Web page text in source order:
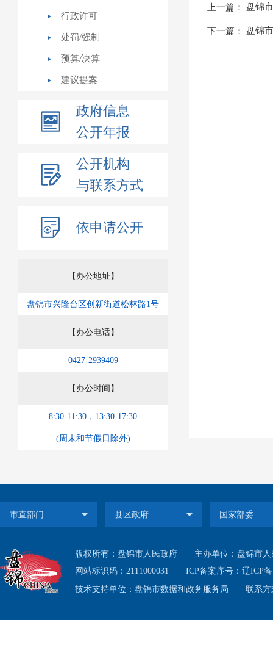
行政许可
处罚/强制
预算/决算
建议提案
政府信息
公开年报
公开机构
与联系方式
依申请公开
【办公地址】
盘锦市兴隆台区创新街道松林路1号
【办公电话】
0427-2939409
【办公时间】
8:30-11:30，13:30-17:30
(周末和节假日除外)
上一篇： 盘锦
下一篇： 盘锦
版权所有：盘锦市人民政府
主办单位：盘锦市
网站标识码：2111000031
ICP备案序号： 辽ICP
技术支持单位：盘锦市数据和政务服务局
联系方